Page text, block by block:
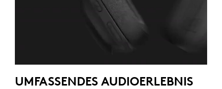
UMFASSENDES AUDIOERLEBNIS